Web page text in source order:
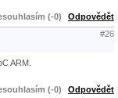
(-0) Odpovědět
#26
ARM.
(-0) Odpovědět